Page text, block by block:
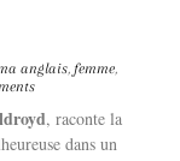
anglais, femme,
, raconte la
dans un